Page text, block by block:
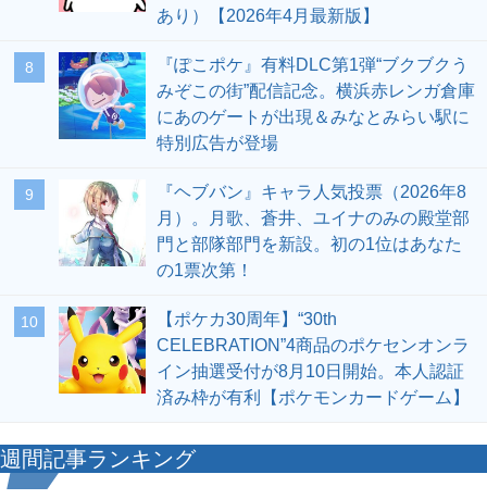
あり）【2026年4月最新版】
8
『ぽこポケ』有料DLC第1弾“ブクブクう
みぞこの街”配信記念。横浜赤レンガ倉庫
にあのゲートが出現＆みなとみらい駅に
特別広告が登場
9
『ヘブバン』キャラ人気投票（2026年8
月）。月歌、蒼井、ユイナのみの殿堂部
門と部隊部門を新設。初の1位はあなた
の1票次第！
10
【ポケカ30周年】“30th
CELEBRATION”4商品のポケセンオンラ
イン抽選受付が8月10日開始。本人認証
済み枠が有利【ポケモンカードゲーム】
週間記事ランキング